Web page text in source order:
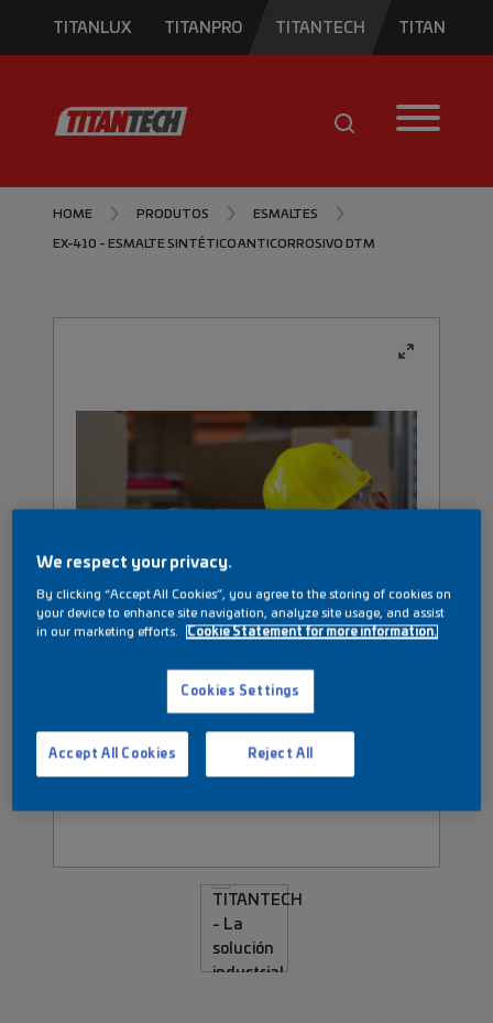
TITANLUX TITANPRO TITANTECH TITAN
HOME PRODUTOS ESMALTES
EX-410 - ESMALTE SINTÉTICO ANTICORROSIVO DTM
We respect your privacy.
By clicking “Accept All Cookies”, you agree to the storing of cookies on
your device to enhance site navigation, analyze site usage, and assist
in our marketing efforts.
Cookie Statement for more information.
Cookies Settings
Reject All
Accept All Cookies